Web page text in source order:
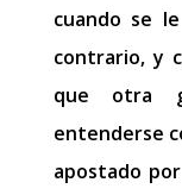
cuando se
contrario, y
que otra
entenderse
apostado